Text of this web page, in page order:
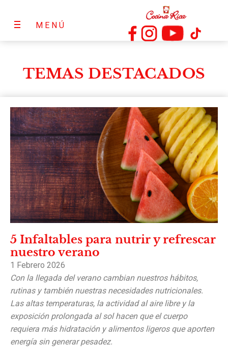
MENÚ
TEMAS DESTACADOS
5 Infaltables para nutrir y refrescar
nuestro verano
1 Febrero 2026
Con la llegada del verano cambian nuestros hábitos,
rutinas y también nuestras necesidades nutricionales.
Las altas temperaturas, la actividad al aire libre y la
exposición prolongada al sol hacen que el cuerpo
requiera más hidratación y alimentos ligeros que aporten
energía sin generar pesadez.